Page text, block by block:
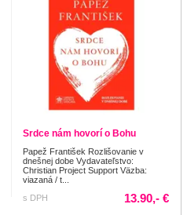
Srdce nám hovorí o Bohu
Papež František Rozlišovanie v
dnešnej dobe Vydavateľstvo:
Christian Project Support Väzba:
viazaná / t...
s DPH
13.90,- €